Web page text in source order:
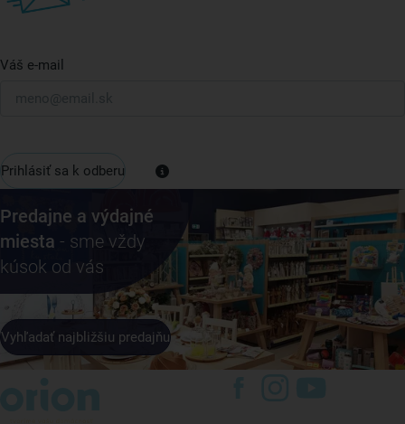
Váš e-mail
Prihlásiť sa k odberu
Predajne a výdajné
miesta - sme vždy
kúsok od vás
Vyhľadať najbližšiu predajňu